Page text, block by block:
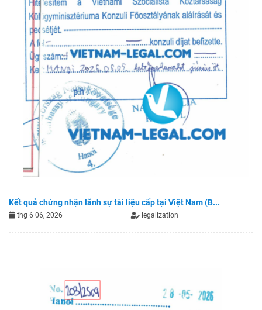
Kết quả chứng nhận lãnh sự tài liệu cấp tại Việt Nam (B...
thg 6 06, 2026 legalization